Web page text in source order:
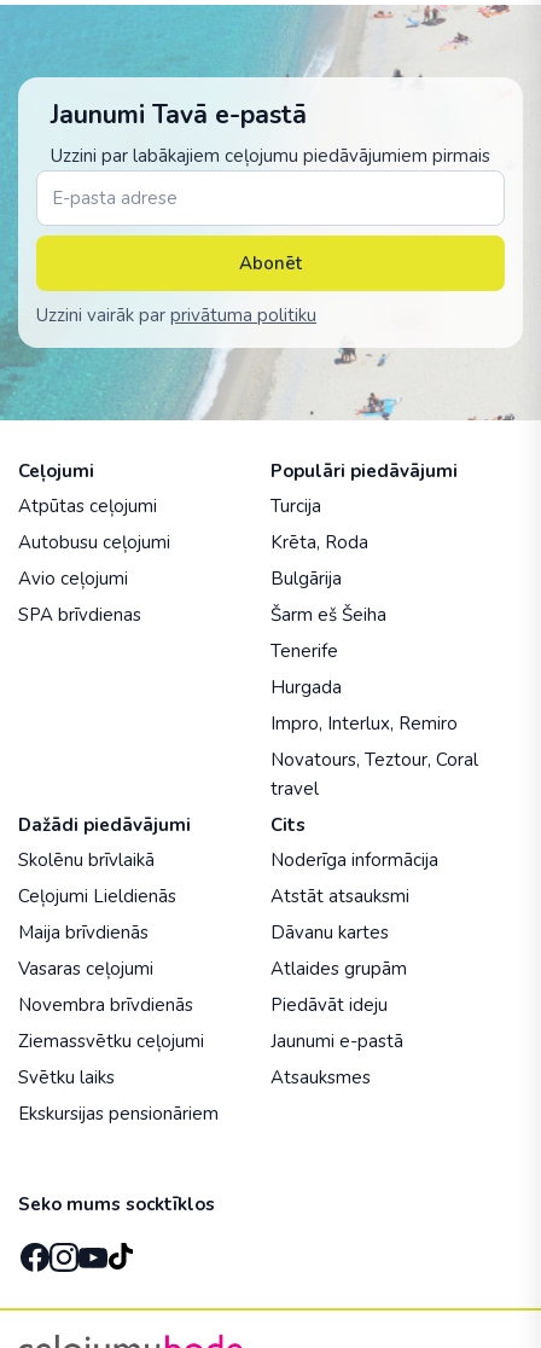
Jaunumi Tavā e-pastā
Uzzini par labākajiem ceļojumu piedāvājumiem pirmais
Abonēt
Uzzini vairāk par privātuma politiku
Ceļojumi
Atpūtas ceļojumi
Autobusu ceļojumi
Avio ceļojumi
SPA brīvdienas
Populāri piedāvājumi
Turcija
Krēta, Roda
Bulgārija
Šarm eš Šeiha
Tenerife
Hurgada
Impro, Interlux, Remiro
Novatours, Teztour, Coral
travel
Dažādi piedāvājumi
Skolēnu brīvlaikā
Ceļojumi Lieldienās
Maija brīvdienās
Vasaras ceļojumi
Novembra brīvdienās
Ziemassvētku ceļojumi
Svētku laiks
Ekskursijas pensionāriem
Cits
Noderīga informācija
Atstāt atsauksmi
Dāvanu kartes
Atlaides grupām
Piedāvāt ideju
Jaunumi e-pastā
Atsauksmes
Seko mums socktīklos